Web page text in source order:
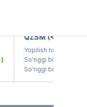
QZSM
Yopilish narxi :
So'nggi bitim narxi :
So'nggi bitim sanasi :